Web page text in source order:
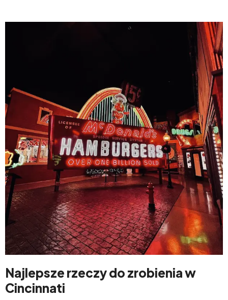
Najlepsze rzeczy do zrobienia w
Cincinnati